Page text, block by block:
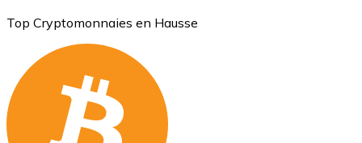
Top Cryptomonnaies en Hausse